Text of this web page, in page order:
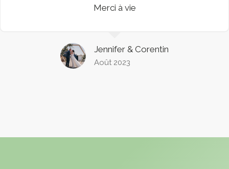
de votre cérémonie.